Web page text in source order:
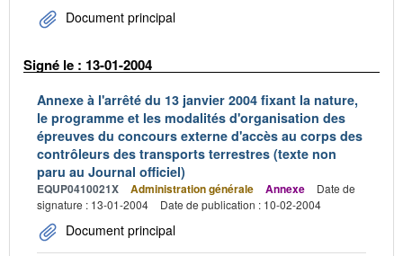
Document principal
Signé le : 13-01-2004
Annexe à l'arrêté du 13 janvier 2004 fixant la nature,
le programme et les modalités d'organisation des
épreuves du concours externe d'accès au corps des
contrôleurs des transports terrestres (texte non
paru au Journal officiel)
EQUP0410021X Administration générale Annexe
Date de
signature : 13-01-2004
Date de publication : 10-02-2004
Document principal